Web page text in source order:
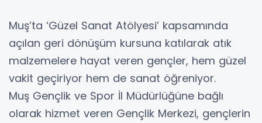
Muş’ta ‘Güzel Sanat Atölyesi’ kapsamında
açılan geri dönüşüm kursuna katılarak atık
malzemelere hayat veren gençler, hem güzel
vakit geçiriyor hem de sanat öğreniyor.
Muş Gençlik ve Spor İl Müdürlüğüne bağlı
olarak hizmet veren Gençlik Merkezi, gençlerin